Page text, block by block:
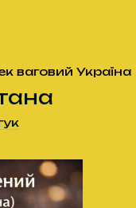
ваговий Україна